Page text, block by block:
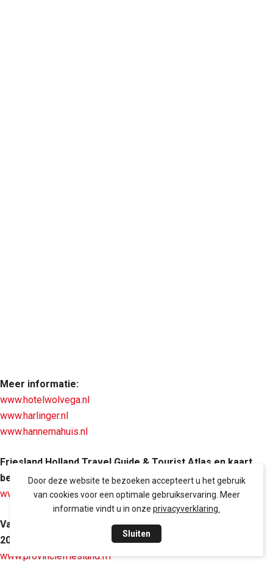
Meer informatie:
www.hotelwolvega.nl
www.harlinger.nl
www.hannemahuis.nl
Friesland Holland Travel Guide & Tourist Atlas en kaart
bestellen?
www.frieslandhollandwebshop.nl
Vakantiebestemming Friesland Holland (Best in Travel
2018 volgens Lonely Planet):
www.provinciefriesland.frl
Door deze website te bezoeken accepteert u het gebruik
van cookies voor een optimale gebruikservaring. Meer
informatie vindt u in onze privacyverklaring.
Sluiten